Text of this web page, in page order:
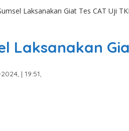
Laksanakan Giat Tes CAT Uji
Laksanakan
| 19:51,